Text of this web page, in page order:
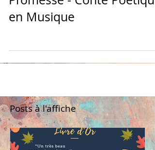
Promesse - Conte Poétique
Posts à l'affiche